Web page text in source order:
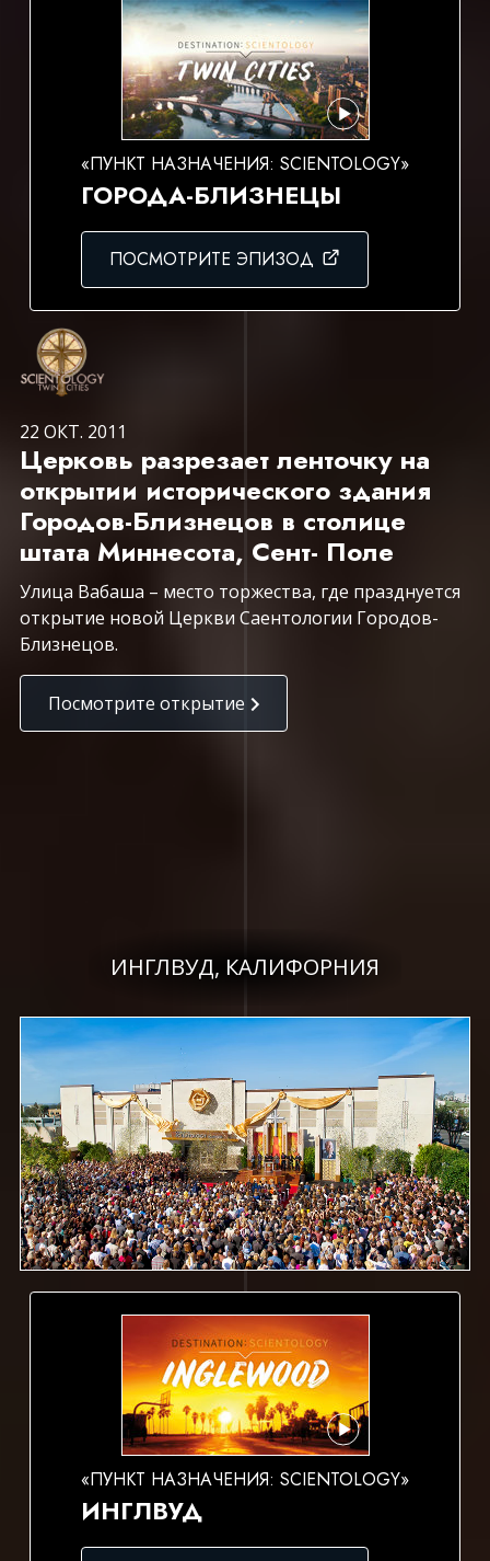
«ПУНКТ НАЗНАЧЕНИЯ: SCIENTOLOGY»
ГОРОДА-БЛИЗНЕЦЫ
ПОСМОТРИТЕ ЭПИЗОД
22 ОКТ. 2011
Церковь разрезает ленточку на
открытии исторического здания
Городов-Близнецов в столице
штата Миннесота, Сент- Поле
Улица Вабаша – место торжества, где празднуется
открытие новой Церкви Саентологии Городов-
Близнецов.
Посмотрите открытие
ИНГЛВУД, КАЛИФОРНИЯ
«ПУНКТ НАЗНАЧЕНИЯ: SCIENTOLOGY»
ИНГЛВУД